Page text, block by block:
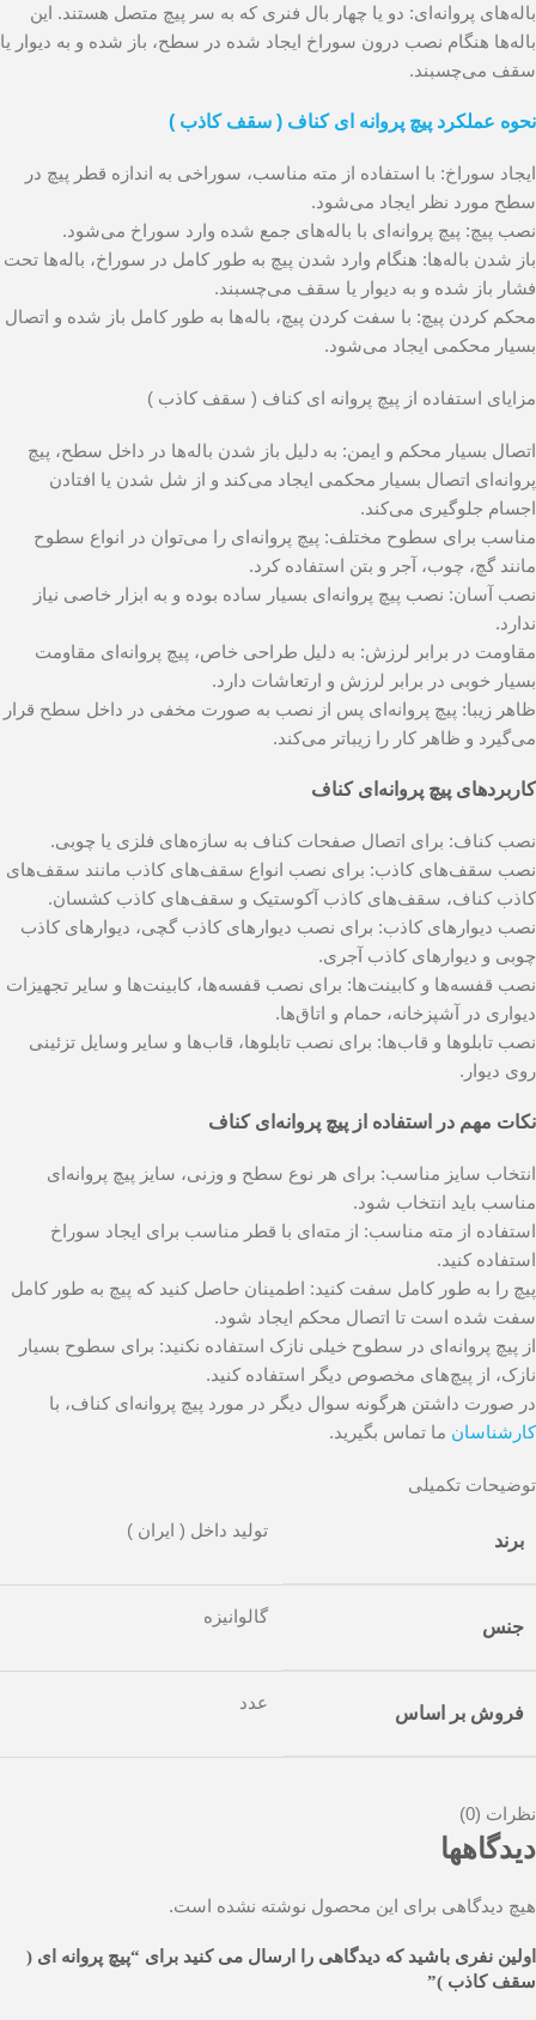
باله‌های پروانه‌ای: دو یا چهار بال فنری که به سر پیچ متصل هستند. این
باله‌ها هنگام نصب درون سوراخ ایجاد شده در سطح، باز شده و به دیوار یا
سقف می‌چسبند.
نحوه عملکرد پیچ پروانه ای کناف ( سقف کاذب )
ایجاد سوراخ: با استفاده از مته مناسب، سوراخی به اندازه قطر پیچ در
سطح مورد نظر ایجاد می‌شود.
نصب پیچ: پیچ پروانه‌ای با باله‌های جمع شده وارد سوراخ می‌شود.
باز شدن باله‌ها: هنگام وارد شدن پیچ به طور کامل در سوراخ، باله‌ها تحت
فشار باز شده و به دیوار یا سقف می‌چسبند.
محکم کردن پیچ: با سفت کردن پیچ، باله‌ها به طور کامل باز شده و اتصال
بسیار محکمی ایجاد می‌شود.
مزایای استفاده از پیچ پروانه ای کناف ( سقف کاذب )
اتصال بسیار محکم و ایمن: به دلیل باز شدن باله‌ها در داخل سطح، پیچ
پروانه‌ای اتصال بسیار محکمی ایجاد می‌کند و از شل شدن یا افتادن
اجسام جلوگیری می‌کند.
مناسب برای سطوح مختلف: پیچ پروانه‌ای را می‌توان در انواع سطوح
مانند گچ، چوب، آجر و بتن استفاده کرد.
نصب آسان: نصب پیچ پروانه‌ای بسیار ساده بوده و به ابزار خاصی نیاز
ندارد.
مقاومت در برابر لرزش: به دلیل طراحی خاص، پیچ پروانه‌ای مقاومت
بسیار خوبی در برابر لرزش و ارتعاشات دارد.
ظاهر زیبا: پیچ پروانه‌ای پس از نصب به صورت مخفی در داخل سطح قرار
می‌گیرد و ظاهر کار را زیباتر می‌کند.
کاربردهای پیچ پروانه‌ای کناف
نصب کناف: برای اتصال صفحات کناف به سازه‌های فلزی یا چوبی.
نصب سقف‌های کاذب: برای نصب انواع سقف‌های کاذب مانند سقف‌های
کاذب کناف، سقف‌های کاذب آکوستیک و سقف‌های کاذب کشسان.
نصب دیوارهای کاذب: برای نصب دیوارهای کاذب گچی، دیوارهای کاذب
چوبی و دیوارهای کاذب آجری.
نصب قفسه‌ها و کابینت‌ها: برای نصب قفسه‌ها، کابینت‌ها و سایر تجهیزات
دیواری در آشپزخانه، حمام و اتاق‌ها.
نصب تابلوها و قاب‌ها: برای نصب تابلوها، قاب‌ها و سایر وسایل تزئینی
روی دیوار.
نکات مهم در استفاده از پیچ پروانه‌ای کناف
انتخاب سایز مناسب: برای هر نوع سطح و وزنی، سایز پیچ پروانه‌ای
مناسب باید انتخاب شود.
استفاده از مته مناسب: از مته‌ای با قطر مناسب برای ایجاد سوراخ
استفاده کنید.
پیچ را به طور کامل سفت کنید: اطمینان حاصل کنید که پیچ به طور کامل
سفت شده است تا اتصال محکم ایجاد شود.
از پیچ پروانه‌ای در سطوح خیلی نازک استفاده نکنید: برای سطوح بسیار
نازک، از پیچ‌های مخصوص دیگر استفاده کنید.
در صورت داشتن هرگونه سوال دیگر در مورد پیچ پروانه‌ای کناف، با
کارشناسان ما تماس بگیرید.
توضیحات تکمیلی
برند
تولید داخل ( ایران )
جنس
گالوانیزه
فروش بر اساس
عدد
نظرات (0)
دیدگاهها
هیچ دیدگاهی برای این محصول نوشته نشده است.
اولین نفری باشید که دیدگاهی را ارسال می کنید برای “پیچ پروانه ای (
سقف کاذب )”